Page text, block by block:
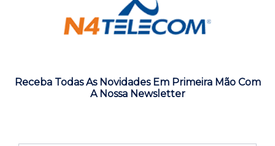
Receba Todas As Novidades Em Primeira Mão Com
A Nossa Newsletter